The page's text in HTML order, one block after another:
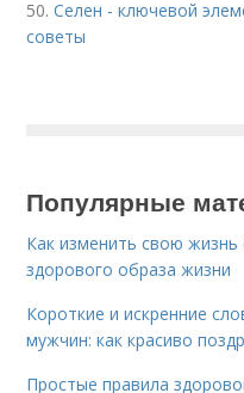
50.Селен - ключевой
советы
Популярные
Как изменить свою
здорового образа жизни
Короткие и искренние
мужчин: как красиво
Простые правила